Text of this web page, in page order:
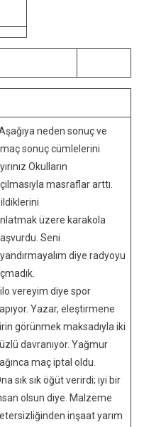
neden sonuç ve
sonuç cümlelerini
Okulların
masraflar arttı.
üzere karakola
Seni
diye radyoyu
vereyim diye spor
Yazar, eleştirmene
görünmek maksadıyla iki
davranıyor. Yağmur
maç iptal oldu.
sık sık öğüt verirdi; iyi bir
olsun diye. Malzeme
inşaat yarım